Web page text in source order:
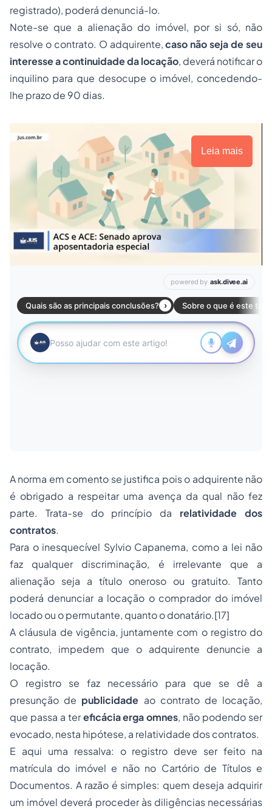
registrado), poderá denunciá-lo.
Note-se que a alienação do imóvel, por si só, não
resolve o contrato. O adquirente,caso não seja de seu
interesse a continuidade da locação, deverá notificar o
inquilino para que desocupe o imóvel, concedendo-
lhe prazo de 90 dias.
Leia mais
A norma em comento se justifica pois o adquirente não
é obrigado a respeitar uma avença da qual não fez
parte. Trata-se do princípio da relatividade dos
contratos.
Para o inesquecível Sylvio Capanema, como a lei não
faz qualquer discriminação, é irrelevante que a
alienação seja a título oneroso ou gratuito. Tanto
poderá denunciar a locação o comprador do imóvel
locado ou o permutante, quanto o donatário.[17]
A cláusula de vigência, juntamente com o registro do
contrato, impedem que o adquirente denuncie a
locação.
O registro se faz necessário para que se dê a
presunção de publicidade ao contrato de locação,
que passa a tereficácia erga omnes, não podendo ser
evocado, nesta hipótese, a relatividade dos contratos.
E aqui uma ressalva: o registro deve ser feito na
matrícula do imóvel e não no Cartório de Títulos e
Documentos. A razão é simples: quem deseja adquirir
um imóvel deverá proceder às diligências necessárias